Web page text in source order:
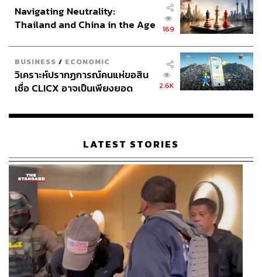
Navigating Neutrality:
Thailand and China in the Age
169
BUSINESS / ECONOMIC
วิเคราะห์ปรากฏการณ์คนแห่ขอสิน
เชื่อ CLICX อาจเป็นเพียงยอด
เรือนไทยที่ถูกซุกไว้
2.6K
LATEST STORIES